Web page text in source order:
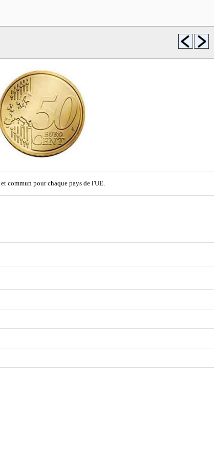
commun pour chaque pays de l'UE.